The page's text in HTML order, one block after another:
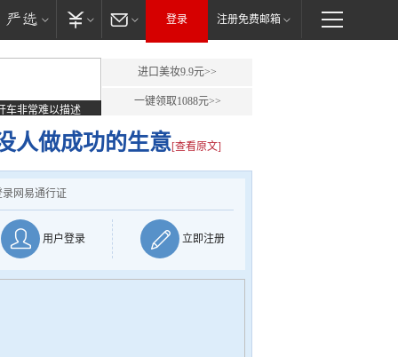
登录 注册免费邮箱
车非常难以描述
进口美妆9.9元>>
一键领取1088元>>
人做成功的生意[查看原文]
录网易通行证
用户登录 立即注册